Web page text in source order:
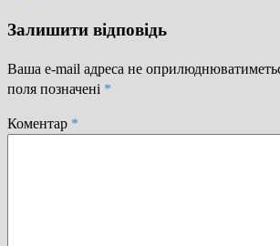
Залишити відповідь
Ваша e-mail адреса не
поля позначені *
Коментар *